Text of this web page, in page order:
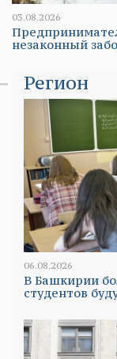
03.08.2026
незаконный
Регион
06.08.2026
В Башкирии
студентов